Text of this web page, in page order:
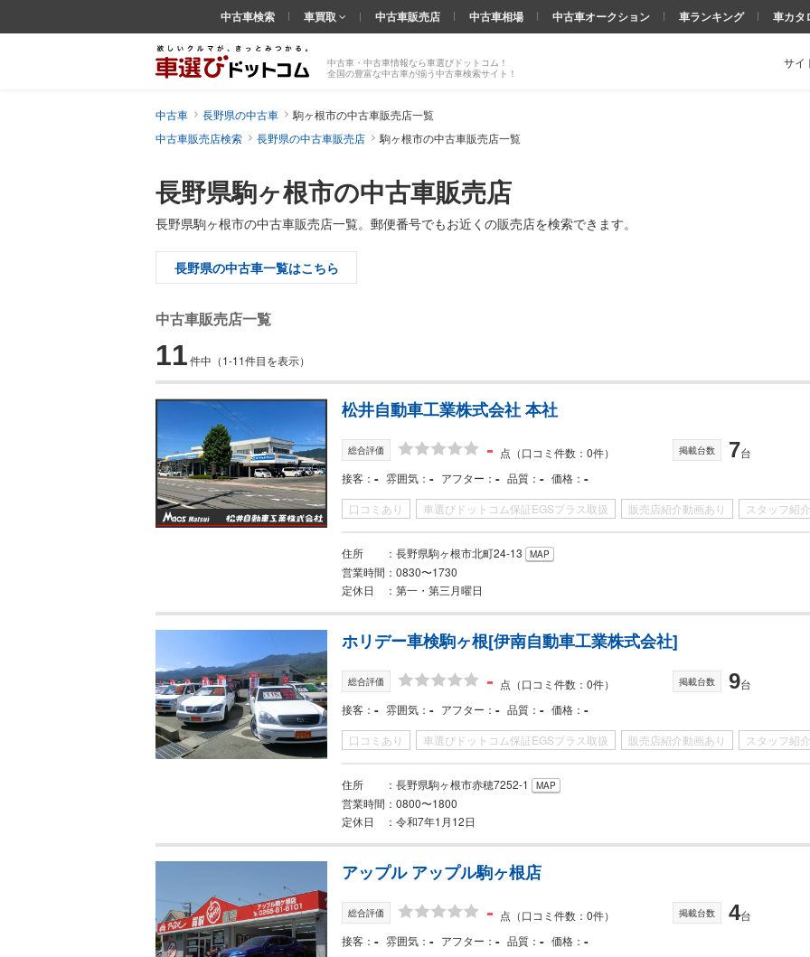
長野県駒ヶ根市の中古車販売店
長野県駒ヶ根市の中古車販売店一覧。郵便番号でもお近くの販売店を検索できます。
長野県の中古車一覧はこちら
中古車・中古車情報なら車選びドットコム！
全国の豊富な中古車が揃う中古車検索サイト！
サイ
中古車検索 車買取 中古車販売店 中古車相場 中古車オークション 車ランキング 車カタ
中古車 長野県の中古車
駒ヶ根市の中古車販売店一覧
中古車販売店検索
長野県の中古車販売店 駒ヶ根市の中古車販売店一覧
中古車販売店一覧
11件中 （1-11件目を表示）
松井自動車工業株式会社 本社
総合評価 - 点 （口コミ件数：0件）
接客
- 雰囲気 - アフター - 品質 - 価格 -
掲載台数 7台
口コミあり 車選びドットコム保証EGSプラス取扱 販売店紹介動画あり スタッフ紹
住所 長野県駒ヶ根市北町24-13 MAP
営業時間
0830〜1730
定休日
第一・第三月曜日
ホリデー車検駒ヶ根[伊南自動車工業株式会社]
総合評価 - 点 （口コミ件数：0件）
接客
- 雰囲気 - アフター - 品質 - 価格 -
掲載台数 9台
口コミあり 車選びドットコム保証EGSプラス取扱 販売店紹介動画あり スタッフ紹
住所 長野県駒ヶ根市赤穂7252-1 MAP
営業時間
0800〜1800
定休日
令和7年1月12日
アップル アップル駒ヶ根店
総合評価 - 点 （口コミ件数：0件）
接客
- 雰囲気 - アフター - 品質 - 価格 -
掲載台数 4台